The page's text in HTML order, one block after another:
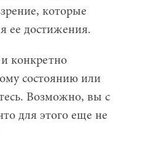
которые
ее достижения.
конкретно
состоянию или
Возможно, вы с
для этого еще не